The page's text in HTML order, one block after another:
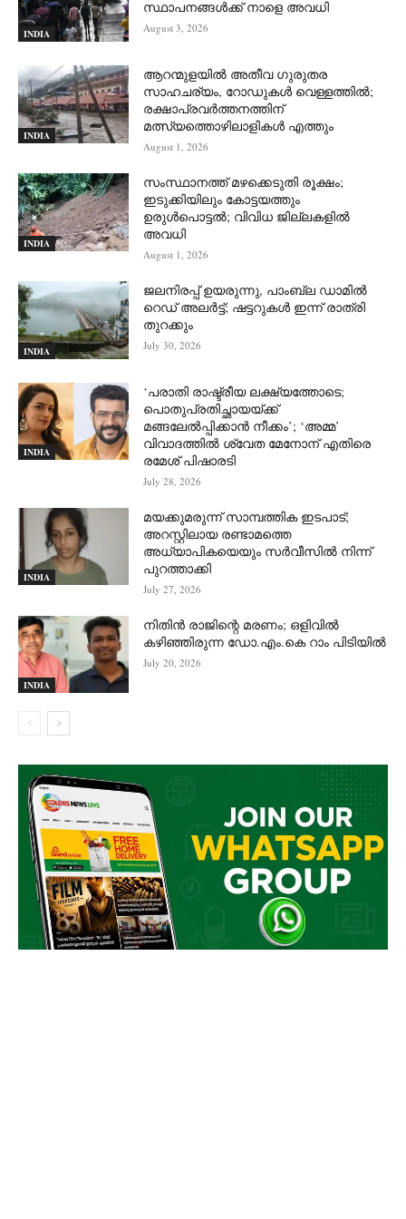
INDIA
സ്ഥാപനങ്ങൾക്ക് നാളെ അവധി
August 3, 2026
INDIA
ആറന്മുളയില്‍ അതീവ ഗുരുതര
സാഹചര്യം, റോഡുകള്‍ വെള്ളത്തില്‍;
രക്ഷാപ്രവര്‍ത്തനത്തിന്
മത്സ്യത്തൊഴിലാളികള്‍ എത്തും
August 1, 2026
INDIA
സംസ്ഥാനത്ത് മഴക്കെടുതി രൂക്ഷം;
ഇടുക്കിയിലും കോട്ടയത്തും
ഉരുള്‍പൊട്ടല്‍; വിവിധ ജില്ലകളില്‍
അവധി
August 1, 2026
INDIA
ജലനിരപ്പ് ഉയരുന്നു, പാംബ്ല ഡാമിൽ
റെഡ് അലർട്ട്; ഷട്ടറുകൾ ഇന്ന് രാത്രി
തുറക്കും
July 30, 2026
INDIA
‘പരാതി രാഷ്ട്രീയ ലക്ഷ്യത്തോടെ;
പൊതുപ്രതിച്ഛായയ്ക്ക്
മങ്ങലേല്‍പ്പിക്കാന്‍ നീക്കം’; ‘അമ്മ’
വിവാദത്തില്‍ ശ്വേത മേനോന് എതിരെ
രമേശ് പിഷാരടി
July 28, 2026
INDIA
മയക്കുമരുന്ന് സാമ്പത്തിക ഇടപാട്;
അറസ്റ്റിലായ രണ്ടാമത്തെ
അധ്യാപികയെയും സർവീസിൽ നിന്ന്
പുറത്താക്കി
July 27, 2026
INDIA
നിതിൻ രാജിന്റെ മരണം; ഒളിവിൽ
കഴിഞ്ഞിരുന്ന ഡോ.എം.കെ റാം പിടിയിൽ
July 20, 2026